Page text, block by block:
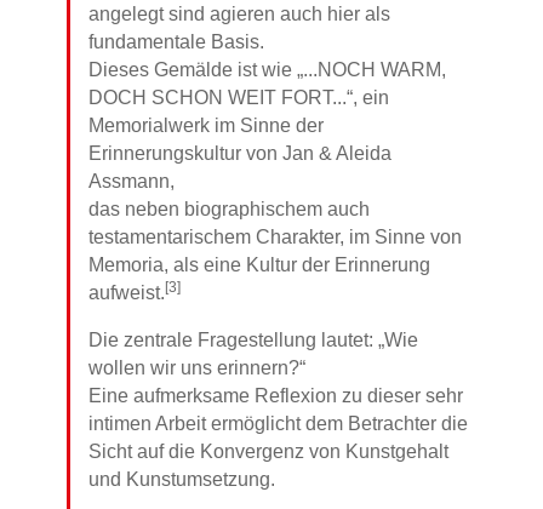
angelegt sind agieren auch hier als
fundamentale Basis.
Dieses Gemälde ist wie „...NOCH WARM,
DOCH SCHON WEIT FORT...“, ein
Memorialwerk im Sinne der
Erinnerungskultur von Jan & Aleida
Assmann,
das neben biographischem auch
testamentarischem Charakter, im Sinne von
Memoria, als eine Kultur der Erinnerung
aufweist.[3]
Die zentrale Fragestellung lautet: „Wie
wollen wir uns erinnern?“
Eine aufmerksame Reflexion zu dieser sehr
intimen Arbeit ermöglicht dem Betrachter die
Sicht auf die Konvergenz von Kunstgehalt
und Kunstumsetzung.